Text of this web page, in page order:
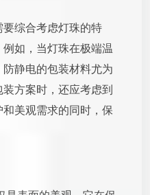
综合考虑灯珠的特
如，当灯珠在极端温
静电的包装材料尤为
方案时，还应考虑到
美观需求的同时，保